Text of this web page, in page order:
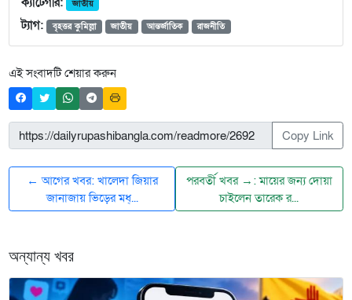
জাতীয়
ট্যাগ: বৃহত্তর কুমিল্লা জাতীয় আন্তর্জাতিক রাজনীতি
এই সংবাদটি শেয়ার করুন
Copy Link
← আগের খবর: খালেদা জিয়ার
জানাজায় ভিড়ের মধ্...
পরবর্তী খবর →: মায়ের জন্য দোয়া
চাইলেন তারেক র...
অন্যান্য খবর